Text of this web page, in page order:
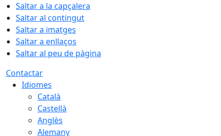
Saltar a la capçalera
Saltar al contingut
Saltar a imatges
Saltar a enllaços
Saltar al peu de pàgina
Contactar
Idiomes
Català
Castellà
Anglès
Alemany